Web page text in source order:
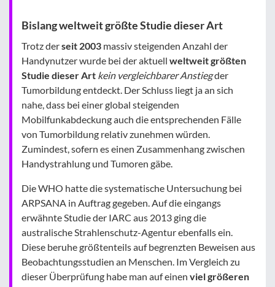
Bislang weltweit größte Studie dieser Art
Trotz derseit 2003 massiv steigenden Anzahl der
Handynutzer wurde bei der aktuell weltweit größten
Studie dieser Art kein vergleichbarer Anstiegder
Tumorbildung entdeckt. Der Schluss liegt ja an sich
nahe, dass bei einer global steigenden
Mobilfunkabdeckung auch die entsprechenden Fälle
von Tumorbildung relativ zunehmen würden.
Zumindest, sofern es einen Zusammenhang zwischen
Handystrahlung und Tumoren gäbe.
Die WHO hatte die systematische Untersuchung bei
ARPSANA in Auftrag gegeben. Auf die eingangs
erwähnte Studie der IARC aus 2013 ging die
australische Strahlenschutz-Agentur ebenfalls ein.
Diese beruhe größtenteils auf begrenzten Beweisen aus
Beobachtungsstudien an Menschen. Im Vergleich zu
dieser Überprüfung habe man auf einen viel größeren